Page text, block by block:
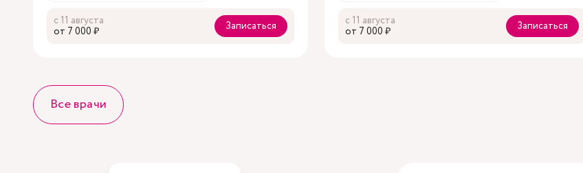
с 11 августа
oт 7 000 ₽
Записаться
с 11 августа
oт 7 000 ₽
Записаться
Все врачи